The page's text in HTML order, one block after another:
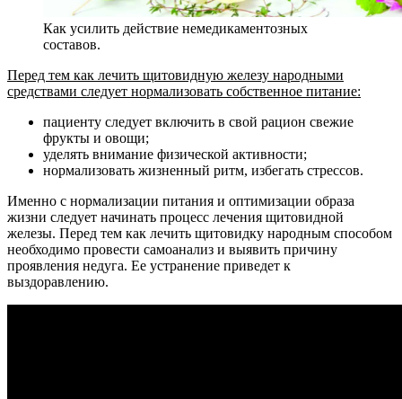
Как усилить действие немедикаментозных
составов.
Перед тем как лечить щитовидную железу народными
средствами следует нормализовать собственное питание:
пациенту следует включить в свой рацион свежие
фрукты и овощи;
уделять внимание физической активности;
нормализовать жизненный ритм, избегать стрессов.
Именно с нормализации питания и оптимизации образа
жизни следует начинать процесс лечения щитовидной
железы. Перед тем как лечить щитовидку народным способом
необходимо провести самоанализ и выявить причину
проявления недуга. Ее устранение приведет к
выздоравлению.